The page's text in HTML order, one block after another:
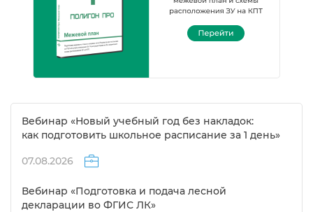
ебинар «Новый учебный год без накладок:
как подготовить школьное расписание за 1 день»
07.08.2026
ебинар «Подготовка и подача лесной
декларации во ФГИС ЛК»